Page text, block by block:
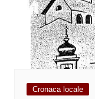
Cronaca locale